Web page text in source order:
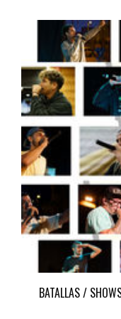
BATALLAS /